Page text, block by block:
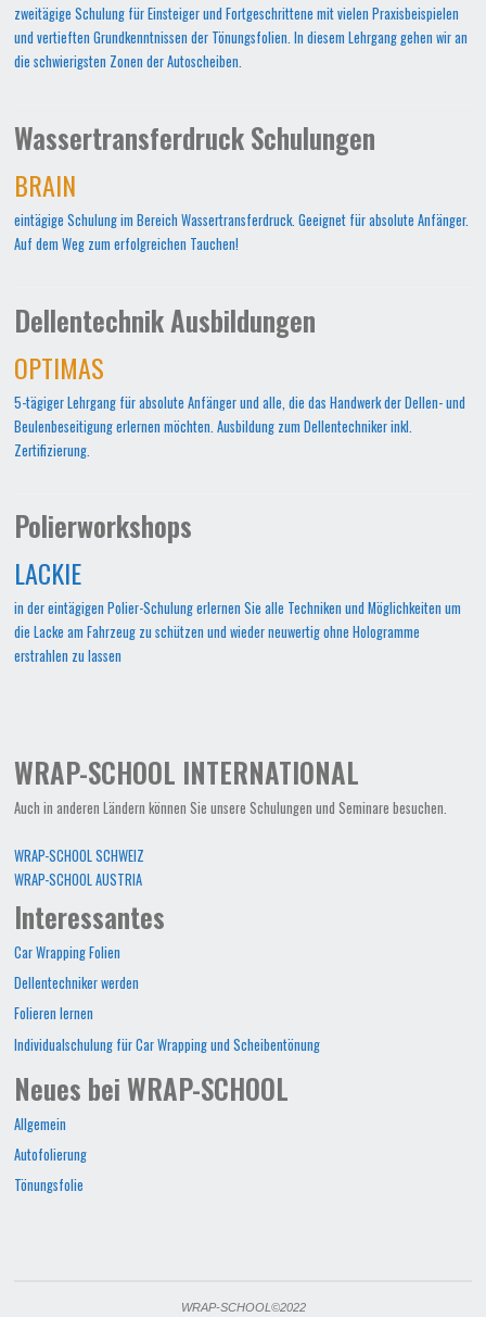
zweitägige Schulung für Einsteiger und Fortgeschrittene mit vielen Praxisbeispielen
und vertieften Grundkenntnissen der Tönungsfolien. In diesem Lehrgang gehen wir an
die schwierigsten Zonen der Autoscheiben.
Wassertransferdruck Schulungen
BRAIN
eintägige Schulung im Bereich Wassertransferdruck. Geeignet für absolute Anfänger.
Auf dem Weg zum erfolgreichen Tauchen!
Dellentechnik Ausbildungen
OPTIMAS
5-tägiger Lehrgang für absolute Anfänger und alle, die das Handwerk der Dellen- und
Beulenbeseitigung erlernen möchten. Ausbildung zum Dellentechniker inkl.
Zertifizierung.
Polierworkshops
LACKIE
in der eintägigen Polier-Schulung erlernen Sie alle Techniken und Möglichkeiten um
die Lacke am Fahrzeug zu schützen und wieder neuwertig ohne Hologramme
erstrahlen zu lassen
WRAP-SCHOOL INTERNATIONAL
Auch in anderen Ländern können Sie unsere Schulungen und Seminare besuchen.
WRAP-SCHOOL SCHWEIZ
WRAP-SCHOOL AUSTRIA
Interessantes
Car Wrapping Folien
Dellentechniker werden
Folieren lernen
Individualschulung für Car Wrapping und Scheibentönung
Neues bei WRAP-SCHOOL
Allgemein
Autofolierung
Tönungsfolie
WRAP-SCHOOL©2022